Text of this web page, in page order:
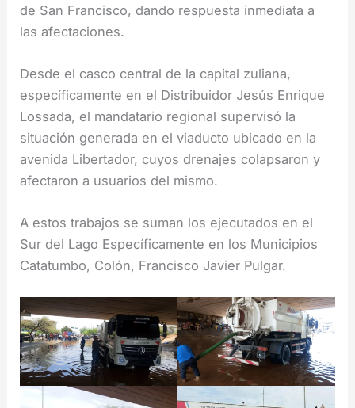
de San Francisco, dando respuesta inmediata a
las afectaciones.
Desde el casco central de la capital zuliana,
específicamente en el Distribuidor Jesús Enrique
Lossada, el mandatario regional supervisó la
situación generada en el viaducto ubicado en la
avenida Libertador, cuyos drenajes colapsaron y
afectaron a usuarios del mismo.
A estos trabajos se suman los ejecutados en el
Sur del Lago Específicamente en los Municipios
Catatumbo, Colón, Francisco Javier Pulgar.